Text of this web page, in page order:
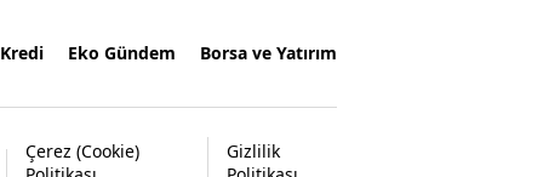
Kredi Eko Gündem Borsa ve Yatırım
Çerez (Cookie)
Gizlilik